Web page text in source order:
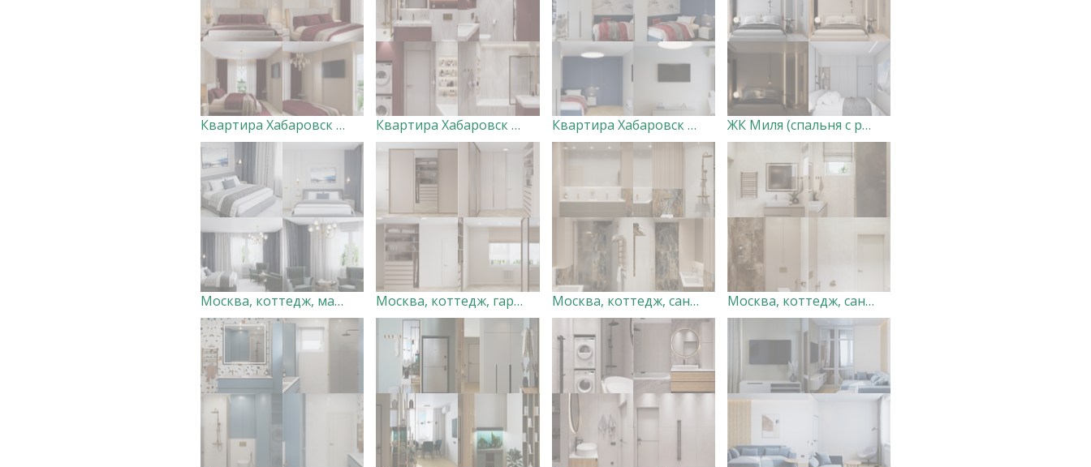
Квартира Хабаровск (мастер-спальня с санузлом и гардеробной) Квартира Хабаровск (санузел) Квартира Хабаровск (детская для мальчика) ЖК Миля (спальня с разными сценариями освещения)
Москва, коттедж, мастер-спальня. Дизайн-студия "Very Peri" Москва, коттедж, гардеробная. Дизайн-студия "Very Peri" Москва, коттедж, санузел 2. Дизайн-студия "Very Peri" Москва, коттедж, санузел 1. Дизайн-студия "Very Peri"